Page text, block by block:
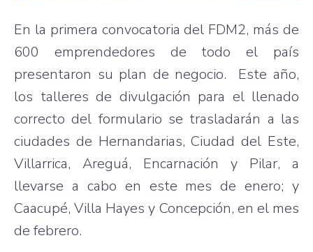
En la primera convocatoria del FDM2, más de
600 emprendedores de todo el país
presentaron su plan de negocio. Este año,
los talleres de divulgación para el llenado
correcto del formulario se trasladarán a las
ciudades de Hernandarias, Ciudad del Este,
Villarrica, Areguá, Encarnación y Pilar, a
llevarse a cabo en este mes de enero; y
Caacupé, Villa Hayes y Concepción, en el mes
de febrero.